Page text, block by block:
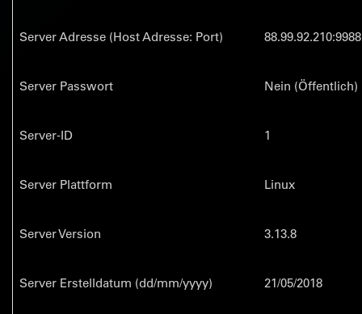
Server Adresse (Host Adresse: Port) 88.99.92.210:9988
Server Passwort Nein (Öffentlich)
Server-ID 1
Server Plattform Linux
Server Version 3.13.8
Server Erstelldatum (dd/mm/yyyy) 21/05/2018